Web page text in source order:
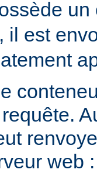
, il est
web :